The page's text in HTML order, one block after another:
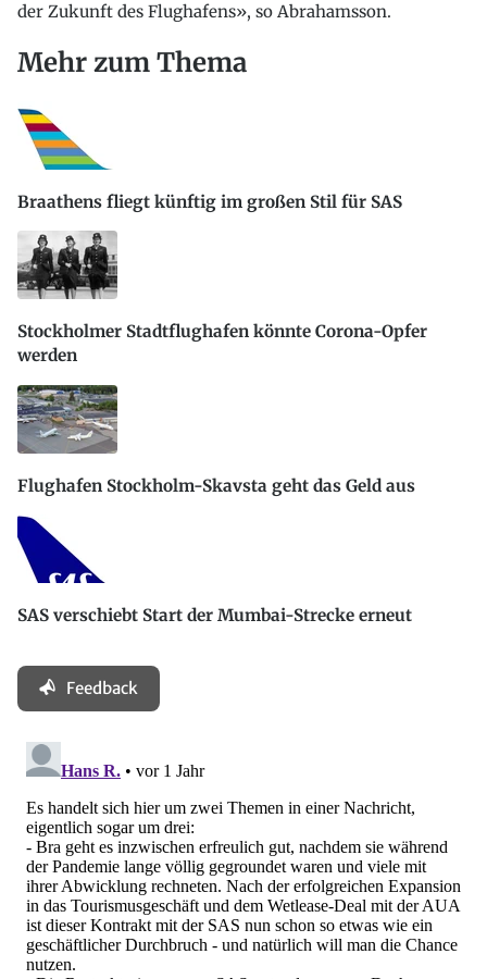
der Zukunft des Flughafens», so Abrahamsson.
Mehr zum Thema
Braathens fliegt künftig im großen Stil für SAS
Stockholmer Stadtflughafen könnte Corona-Opfer
werden
Flughafen Stockholm-Skavsta geht das Geld aus
SAS verschiebt Start der Mumbai-Strecke erneut
Feedback